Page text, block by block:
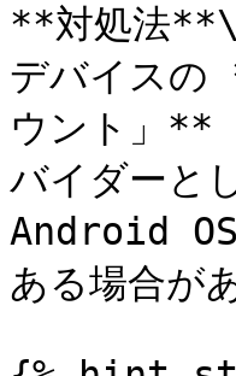
**対処法**\
デバイス
ウント」**
バイダーと
Android OS
ある場合が